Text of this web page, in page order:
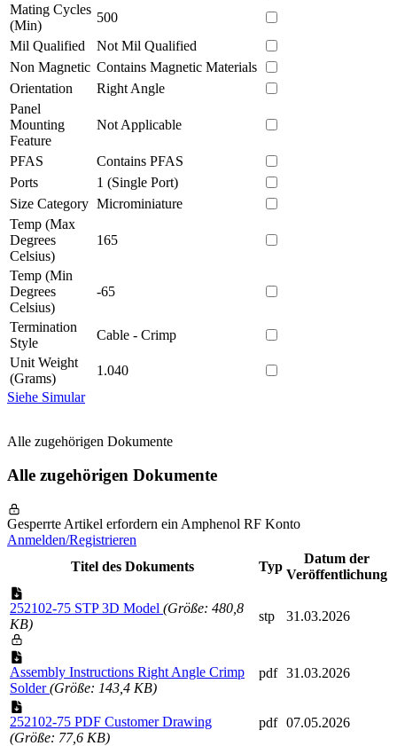
Mating Cycles
(Min)
500
Mil Qualified
Not Mil Qualified
Non Magnetic Contains Magnetic Materials
Orientation
Right Angle
Panel
Mounting
Feature
Not Applicable
PFAS
Contains PFAS
Ports
1 (Single Port)
Size Category Microminiature
Temp (Max
Degrees
Celsius)
165
Temp (Min
Degrees
Celsius)
-65
Termination
Style
Cable - Crimp
Unit Weight
(Grams)
1.040
Siehe Simular
Alle zugehörigen Dokumente
Alle zugehörigen Dokumente
Gesperrte Artikel erfordern ein Amphenol RF Konto
Anmelden/Registrieren
Titel des Dokuments
Typ
Datum der
Veröffentlichung
252102-75 STP 3D Model (Größe: 480,8
KB)
stp 31.03.2026
Assembly Instructions Right Angle Crimp
Solder(Größe: 143,4 KB)
pdf 31.03.2026
252102-75 PDF Customer Drawing
(Größe: 77,6 KB)
pdf 07.05.2026